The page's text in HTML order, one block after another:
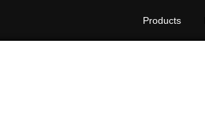
Products